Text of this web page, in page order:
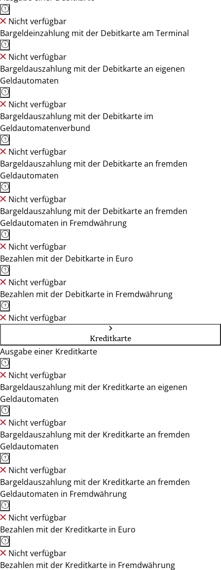
Nicht verfügbar
Bargeldeinzahlung mit der Debitkarte am Terminal
Nicht verfügbar
Bargeldauszahlung mit der Debitkarte an eigenen
Geldautomaten
Nicht verfügbar
Bargeldauszahlung mit der Debitkarte im
Geldautomatenverbund
Nicht verfügbar
Bargeldauszahlung mit der Debitkarte an fremden
Geldautomaten
Nicht verfügbar
Bargeldauszahlung mit der Debitkarte an fremden
Geldautomaten in Fremdwährung
Nicht verfügbar
Bezahlen mit der Debitkarte in Euro
Nicht verfügbar
Bezahlen mit der Debitkarte in Fremdwährung
Nicht verfügbar
Kreditkarte
Ausgabe einer Kreditkarte
Nicht verfügbar
Bargeldauszahlung mit der Kreditkarte an eigenen
Geldautomaten
Nicht verfügbar
Bargeldauszahlung mit der Kreditkarte an fremden
Geldautomaten
Nicht verfügbar
Bargeldauszahlung mit der Kreditkarte an fremden
Geldautomaten in Fremdwährung
Nicht verfügbar
Bezahlen mit der Kreditkarte in Euro
Nicht verfügbar
Bezahlen mit der Kreditkarte in Fremdwährung